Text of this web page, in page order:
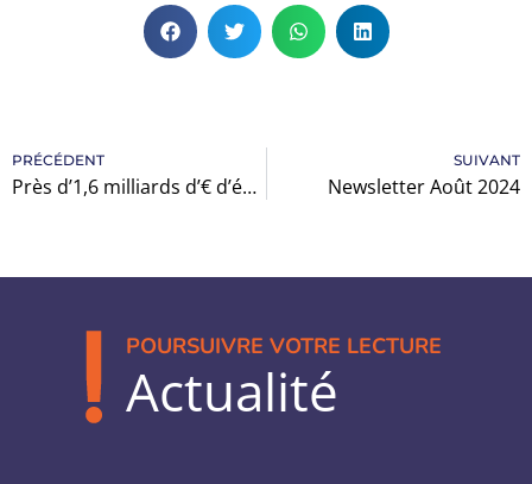
PRÉCÉDENT
Près d’1,6 milliards d’€ d’économies sur la santé en 2025 ?!
SUIVANT
Newsletter Août 2024
POURSUIVRE VOTRE LECTURE
Actualité